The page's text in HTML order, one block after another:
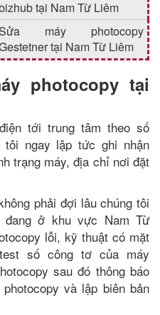
tại Nam Từ Liêm
máy photocopy
tại Nam Từ Liêm
photocopy tại
tới trung tâm theo số
tôi ngay lập tức ghi nhận
trạng máy, địa chỉ nơi đặt
phải đợi lâu chúng tôi
ở khu vực Nam Từ
lỗi, kỹ thuật có mặt
số công tơ của máy
sau đó thông báo
và lập biên bản